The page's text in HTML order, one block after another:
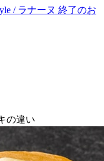
/ ラナーヌ 終了のお
の違い